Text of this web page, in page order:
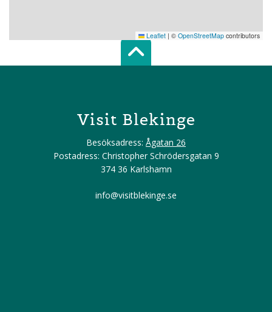
Leaflet | © OpenStreetMap contributors
Scroll top of
Visit Blekinge
Besöksadress: Ågatan 26
Postadress: Christopher Schrödersgatan 9
374 36 Karlshamn
info@visitblekinge.se